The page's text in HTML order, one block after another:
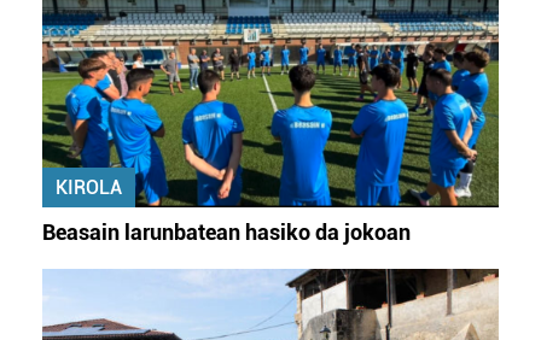
KIROLA
Beasain larunbatean hasiko da jokoan